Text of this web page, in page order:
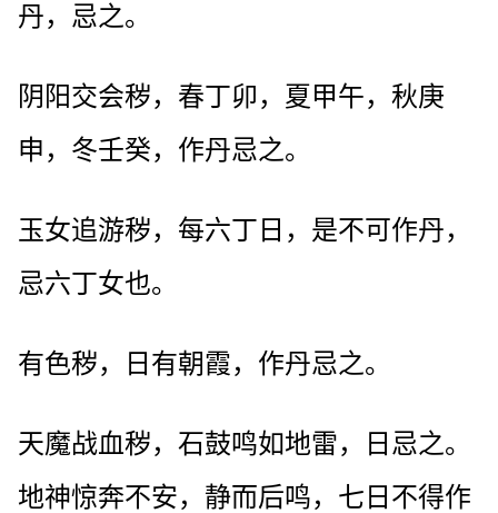
丹，忌之。
阴阳交会秽，春丁卯，夏甲午，秋庚
申，冬壬癸，作丹忌之。
玉女追游秽，每六丁日，是不可作丹，
忌六丁女也。
有色秽，日有朝霞，作丹忌之。
天魔战血秽，石鼓鸣如地雷，日忌之。
地神惊奔不安，静而后鸣，七日不得作